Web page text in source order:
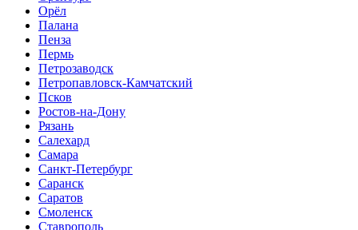
Орёл
Палана
Пенза
Пермь
Петрозаводск
Петропавловск-Камчатский
Псков
Ростов-на-Дону
Рязань
Салехард
Самара
Санкт-Петербург
Саранск
Саратов
Смоленск
Ставрополь